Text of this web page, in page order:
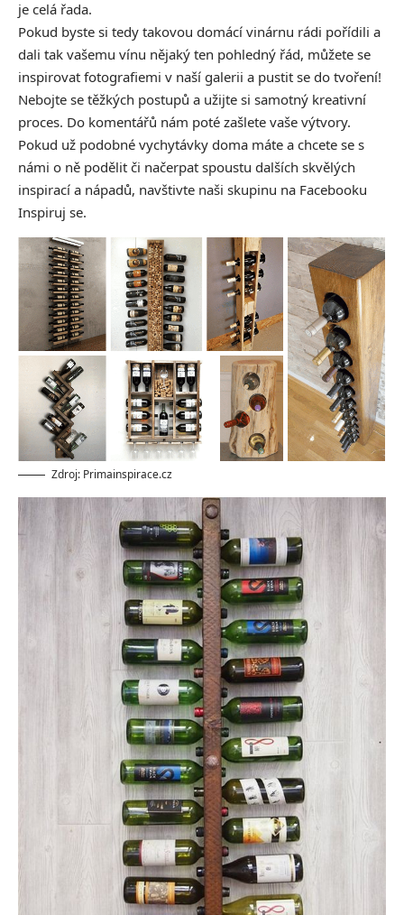
je celá řada.
Pokud byste si tedy takovou domácí vinárnu rádi pořídili a
dali tak vašemu vínu nějaký ten pohledný řád, můžete se
inspirovat fotografiemi v naší galerii a pustit se do tvoření!
Nebojte se těžkých postupů a užijte si samotný kreativní
proces. Do komentářů nám poté zašlete vaše výtvory.
Pokud už podobné vychytávky doma máte a chcete se s
námi o ně podělit či načerpat spoustu dalších skvělých
inspirací a nápadů, navštivte naši skupinu na Facebooku
Inspiruj se.
Zdroj: Primainspirace.cz